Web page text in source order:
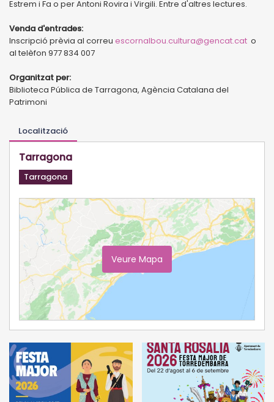
Estrem i Fa o per Antoni Rovira i Virgili. Entre d'altres lectures.
Venda d'entrades:
Inscripció prèvia al correu escornalbou.cultura@gencat.cat o
al telèfon 977 834 007
Organitzat per:
Biblioteca Pública de Tarragona, Agència Catalana del
Patrimoni
Localització
Tarragona
Tarragona
Veure Mapa